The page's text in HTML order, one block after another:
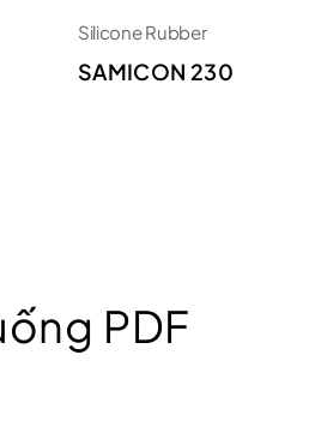
Silicone Rubber
SAMICON 230
PDF